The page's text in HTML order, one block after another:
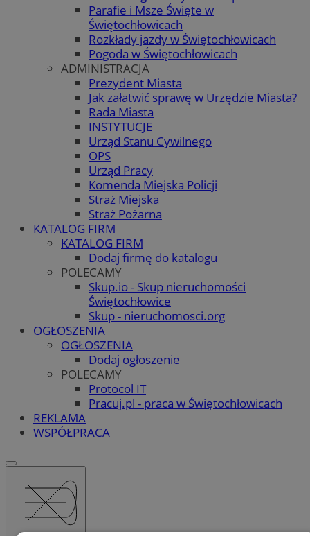
Parafie i Msze Święte w
Świętochłowicach
Rozkłady jazdy w Świętochłowicach
Pogoda w Świętochłowicach
ADMINISTRACJA
Prezydent Miasta
Jak załatwić sprawę w Urzędzie Miasta?
Rada Miasta
INSTYTUCJE
Urząd Stanu Cywilnego
OPS
Urząd Pracy
Komenda Miejska Policji
Straż Miejska
Straż Pożarna
KATALOG FIRM
KATALOG FIRM
Dodaj firmę do katalogu
POLECAMY
Skup.io - Skup nieruchomości
Świętochłowice
Skup - nieruchomosci.org
OGŁOSZENIA
OGŁOSZENIA
Dodaj ogłoszenie
POLECAMY
Protocol IT
Pracuj.pl - praca w Świętochłowicach
REKLAMA
WSPÓŁPRACA